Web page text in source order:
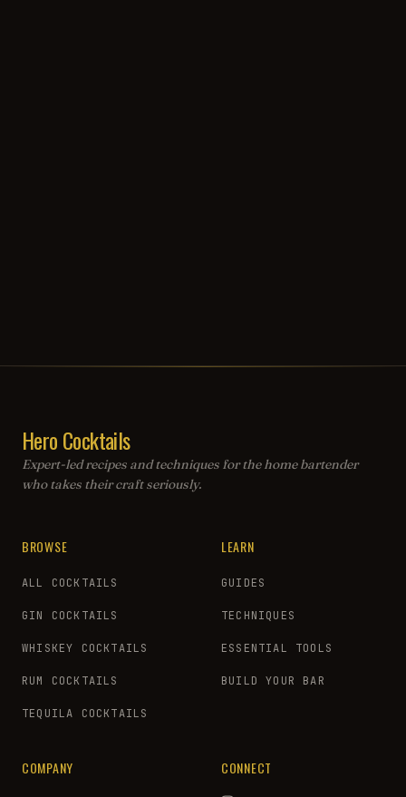
Hero Cocktails
Expert-led recipes and techniques for the home bartender
who takes their craft seriously.
BROWSE
ALL COCKTAILS
GIN COCKTAILS
WHISKEY COCKTAILS
RUM COCKTAILS
TEQUILA COCKTAILS
LEARN
GUIDES
TECHNIQUES
ESSENTIAL TOOLS
BUILD YOUR BAR
COMPANY CONNECT